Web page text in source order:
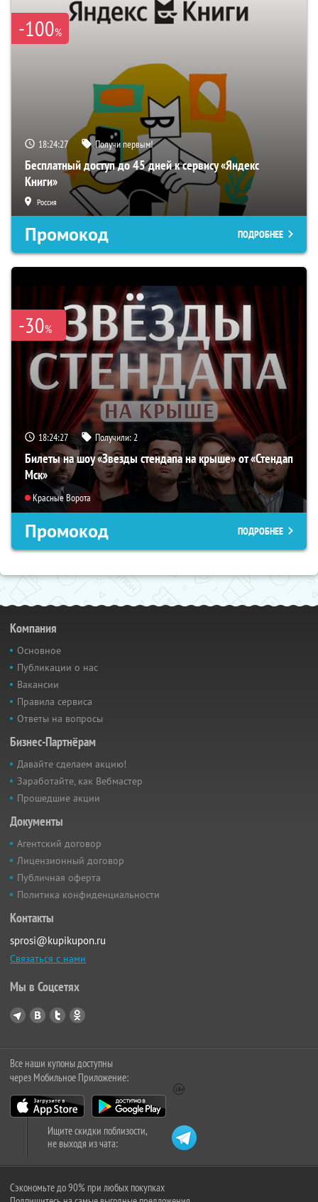
-100%
18:24:26 Получи первым!
Бесплатный доступ до 45 дней к сервису «Яндекс
Книги»
Россия
Промокод ПОДРОБНЕЕ
-30%
18:24:26 Получили:2
Билеты на шоу «Звезды стендапа на крыше» от «Стендап
Мск»
Красные Ворота
Промокод ПОДРОБНЕЕ
Компания
Основное
Публикации о нас
Вакансии
Правила сервиса
Ответы на вопросы
Бизнес-Партнёрам
Давайте сделаем акцию!
Заработайте, как Вебмастер
Прошедшие акции
Документы
Агентский договор
Лицензионный договор
Публичная оферта
Политика конфиденциальности
Контакты
sprosi@kupikupon.ru
Связаться с нами
Мы в Соцсетях
Все наши купоны доступны
через Мобильное Приложение:
Ищите скидки поблизости,
не выходя из чата:
Сэкономьте до 90% при любых покупках